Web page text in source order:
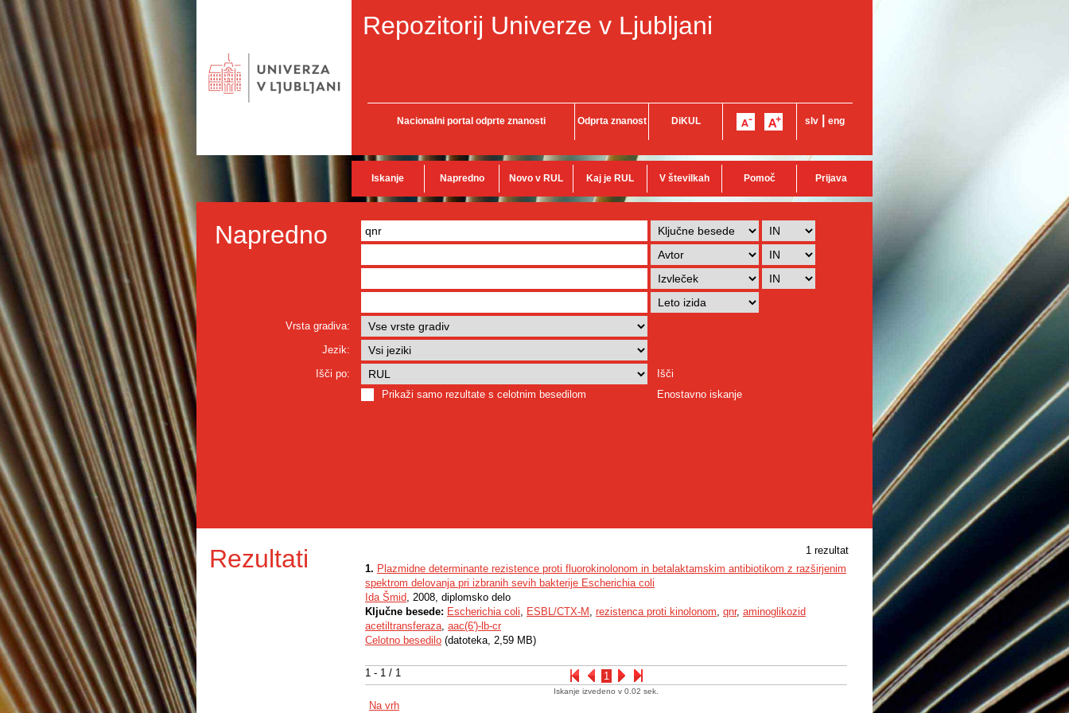
Repozitorij Univerze v Ljubljani
Nacionalni portal odprte znanosti Odprta znanost DiKUL slv eng
Iskanje Napredno Novo v RUL Kaj je RUL V številkah Pomoč Prijava
Napredno
Vrsta gradiva:
Jezik:
Išči po:
Išči
Prikaži samo rezultate s celotnim besedilom
Enostavno iskanje
Rezultati 1 rezultat
1 - 1 / 1 1
1. Plazmidne determinante rezistence proti fluorokinolonom in betalaktamskim antibiotikom z razširjenim
spektrom delovanja pri izbranih sevih bakterije Escherichia coli
Ida Šmid, 2008, diplomsko delo
Ključne besede: Escherichia coli, ESBL/CTX-M , rezistenca proti kinolonom, qnr, aminoglikozid
acetiltransferaza, aac(6')-lb-cr
Celotno besedilo (datoteka, 2,59 MB)
Iskanje izvedeno v 0.02 sek.
Na vrh